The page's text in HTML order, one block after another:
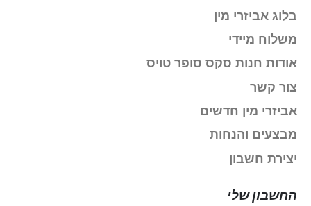
בלוג אביזרי מין
משלוח מיידי
אודות חנות סקס סופר טויס
צור קשר
אביזרי מין חדשים
מבצעים והנחות
יצירת חשבון
החשבון שלי